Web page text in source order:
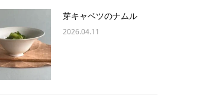
芽キャベツのナムル
2026.04.11